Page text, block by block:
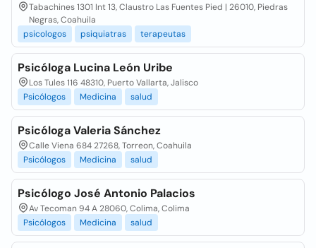
Tabachines 1301 Int 13, Claustro Las Fuentes Pied | 26010, Piedras
Negras, Coahuila
psicologos
psiquiatras terapeutas
Psicóloga Lucina León Uribe
Los Tules 116 48310, Puerto Vallarta, Jalisco
Psicólogos
Medicina salud
Psicóloga Valeria Sánchez
Calle Viena 684 27268, Torreon, Coahuila
Psicólogos
Medicina salud
Psicólogo José Antonio Palacios
Av Tecoman 94 A 28060, Colima, Colima
Psicólogos
Medicina salud